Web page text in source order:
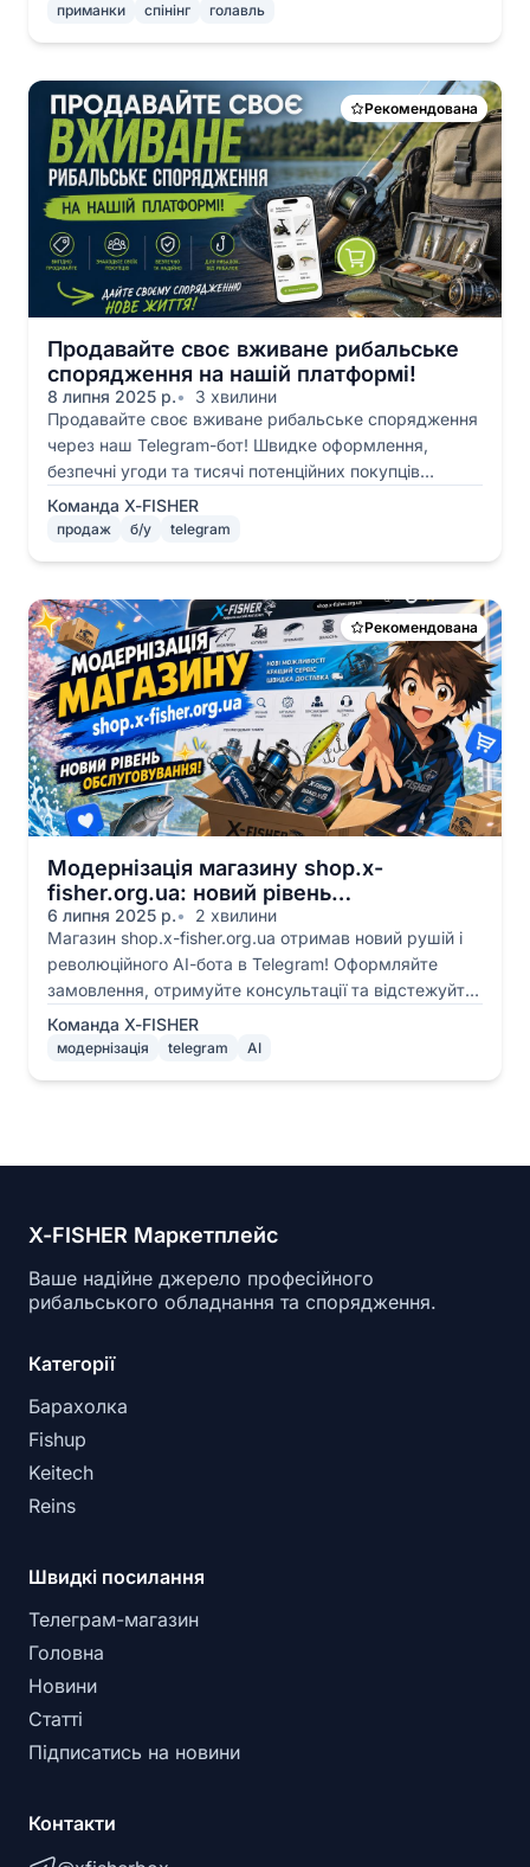
приманки спінінг голавль
Рекомендована
Продавайте своє вживане рибальське
спорядження на нашій платформі!
8 липня 2025 р.
3 хвилини
Продавайте своє вживане рибальське спорядження
через наш Telegram-бот! Швидке оформлення,
безпечні угоди та тисячі потенційних покупців
чекають на ваші товари.
Команда X-FISHER
продаж б/у telegram
Рекомендована
Модернізація магазину shop.x-
fisher.org.ua: новий рівень
обслуговування
6 липня 2025 р.
2 хвилини
Магазин shop.x-fisher.org.ua отримав новий рушій і
революційного AI-бота в Telegram! Оформляйте
замовлення, отримуйте консультації та відстежуйте
товари прямо в месенджері.
Команда X-FISHER
модернізація telegram AI
X-FISHER Маркетплейс
Ваше надійне джерело професійного
рибальського обладнання та спорядження.
Категорії
Барахолка
Fishup
Keitech
Reins
Швидкі посилання
Телеграм-магазин
Головна
Новини
Статті
Підписатись на новини
Контакти